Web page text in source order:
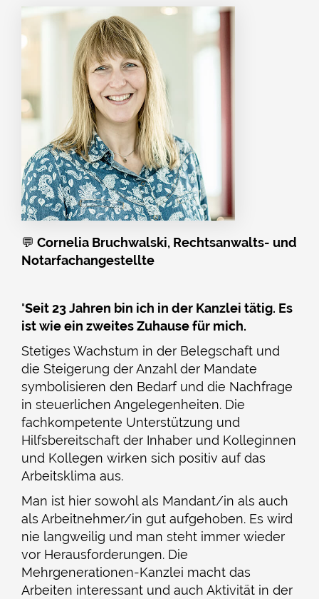
💬 Cornelia Bruchwalski, Rechtsanwalts- und
Notarfachangestellte
"Seit 23 Jahren bin ich in der Kanzlei tätig. Es
ist wie ein zweites Zuhause für mich.
Stetiges Wachstum in der Belegschaft und
die Steigerung der Anzahl der Mandate
symbolisieren den Bedarf und die Nachfrage
in steuerlichen Angelegenheiten. Die
fachkompetente Unterstützung und
Hilfsbereitschaft der Inhaber und Kolleginnen
und Kollegen wirken sich positiv auf das
Arbeitsklima aus.
Man ist hier sowohl als Mandant/in als auch
als Arbeitnehmer/in gut aufgehoben. Es wird
nie langweilig und man steht immer wieder
vor Herausforderungen. Die
Mehrgenerationen-Kanzlei macht das
Arbeiten interessant und auch Aktivität in der